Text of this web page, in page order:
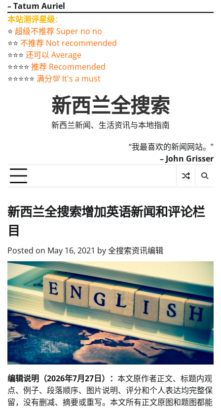
– Tatum Auriel
本站测评星级：
⭐️ 超级不推荐 Super no no
⭐️⭐️ 不推荐 Not recommended
⭐️⭐️⭐️ 还可以 Average
⭐️⭐️⭐️⭐️ 推荐 Recommended
⭐️⭐️⭐️⭐️⭐️ 满分💯 It's a must
新西兰全搜索
新西兰新闻、生活资讯与本地指南
“我最喜欢的新闻网站。”
– John Grisser
新西兰全搜索增加英语新闻和评论栏
目
Posted on May 16, 2021 by全搜索资讯编辑
编辑说明（2026年7月27日）： 本文原作者正文、标题内观
点、例子、段落顺序、图片说明、评分和个人表达均完整保
留，没有删减、摘要或重写。本文所有正文原图和题图都能